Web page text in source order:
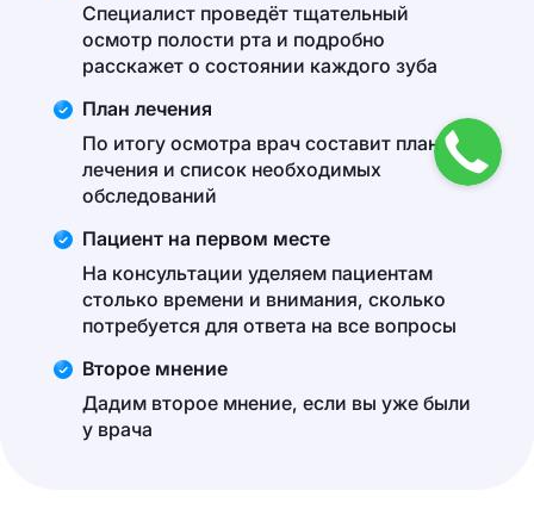
Специалист проведёт тщательный
осмотр полости рта и подробно
расскажет о состоянии каждого зуба
План лечения
По итогу осмотра врач составит план
лечения и список необходимых
обследований
Пациент на первом месте
На консультации уделяем пациентам
столько времени и внимания, сколько
потребуется для ответа на все вопросы
Второе мнение
Дадим второе мнение, если вы уже были
у врача